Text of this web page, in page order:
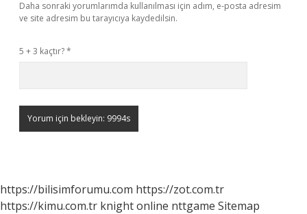
Daha sonraki yorumlarımda kullanılması için adım, e-posta adresim
ve site adresim bu tarayıcıya kaydedilsin.
5 + 3 kaçtır?*
https://bilisimforumu.com https://zot.com.tr
https://kimu.com.tr knight online nttgame Sitemap